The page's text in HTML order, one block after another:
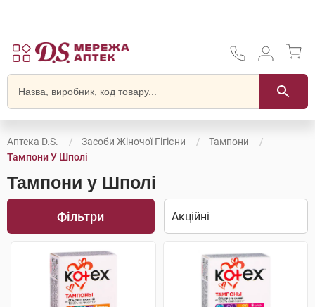
Аптека D.S. Засоби Жіночої Гігієни
Тампони
Тампони У Шполі
Тампони у Шполі
Фільтри